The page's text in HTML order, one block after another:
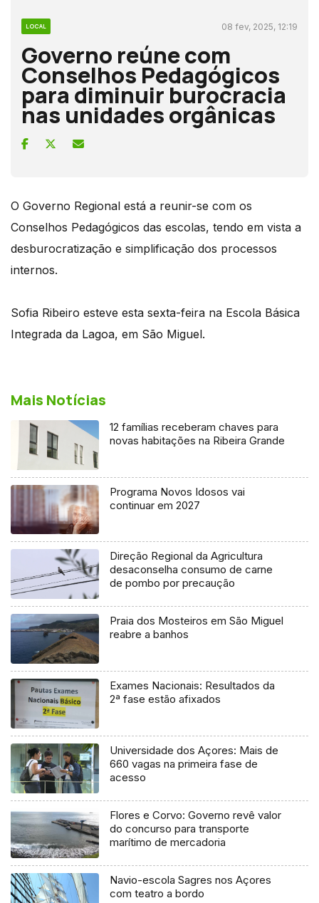
LOCAL 08 fev, 2025, 12:19
Governo reúne com
Conselhos Pedagógicos
para diminuir burocracia
nas unidades orgânicas
O Governo Regional está a reunir-se com os
Conselhos Pedagógicos das escolas, tendo em vista a
desburocratização e simplificação dos processos
internos.
Sofia Ribeiro esteve esta sexta-feira na Escola Básica
Integrada da Lagoa, em São Miguel.
Mais Notícias
12 famílias receberam chaves para
novas habitações na Ribeira Grande
Programa Novos Idosos vai
continuar em 2027
Direção Regional da Agricultura
desaconselha consumo de carne
de pombo por precaução
Praia dos Mosteiros em São Miguel
reabre a banhos
Exames Nacionais: Resultados da
2ª fase estão afixados
Universidade dos Açores: Mais de
660 vagas na primeira fase de
acesso
Flores e Corvo: Governo revê valor
do concurso para transporte
marítimo de mercadoria
Navio-escola Sagres nos Açores
com teatro a bordo